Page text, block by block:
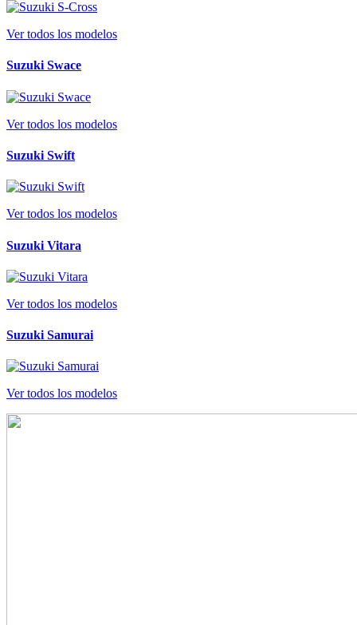
Ver todos los modelos
Suzuki Swace
Ver todos los modelos
Suzuki Swift
Ver todos los modelos
Suzuki Vitara
Ver todos los modelos
Suzuki Samurai
Ver todos los modelos